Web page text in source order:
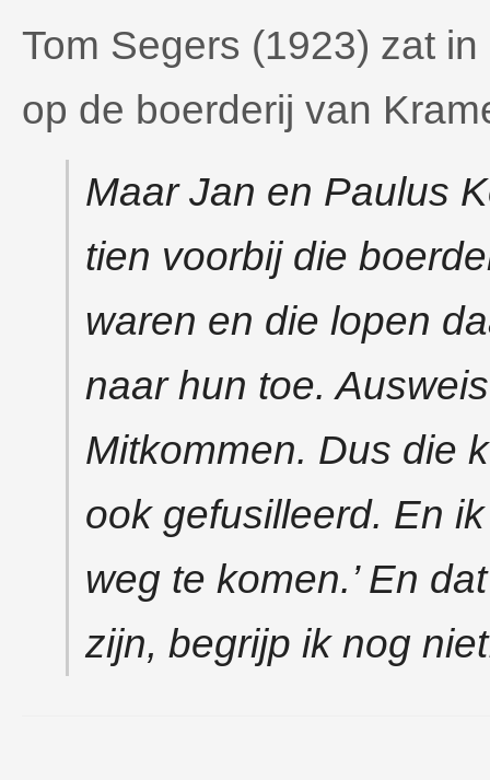
Tom Segers (1923) zat
op de boerderij van
Maar Jan en Paulus
tien voorbij die
waren en die lopen
naar hun toe.
Mitkommen. Dus die
ook gefusilleerd. En
weg te komen.’ En
zijn, begrijp ik nog